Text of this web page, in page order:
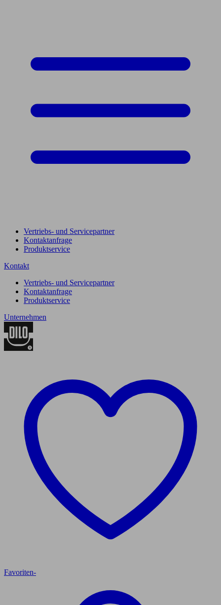
Vertriebs- und Servicepartner
Kontaktanfrage
Produktservice
Kontakt
Vertriebs- und Servicepartner
Kontaktanfrage
Produktservice
Unternehmen
Favoriten-